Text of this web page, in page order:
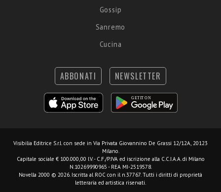
Gossip
Sanremo
Cucina
ABBONATI NEWSLETTER
Visibilia Editrice S.r.l. con sede in Via Privata Giovannino De Grassi 12/12A, 20123
Milano.
Capitale sociale € 100.000,00 I.V. - C.F./P.IVA ed iscrizione alla C.C.I.A.A. di Milano
N.10269990965 - REA MI-2519578.
Novella 2000 © 2026. Iscritta al ROC con il n.37767. Tutti i diritti di proprietà
letteraria ed artistica riservati.